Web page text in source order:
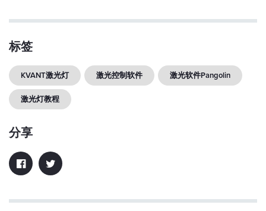
标签
KVANT激光灯 激光控制软件 激光软件Pangolin
激光灯教程
分享